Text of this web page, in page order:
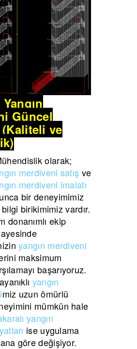
Güncel
(Kaliteli ve
olarak;
merdiveni satış ve
merdiveni imalatı
bir deneyimimiz
birikimimiz vardır.
donanımlı ekip
yangın merdiveni
maksimum
başarıyoruz.
yangın
miz uzun ömürlü
mümkün hale
yangın
ise uygulama
göre değişiyor.